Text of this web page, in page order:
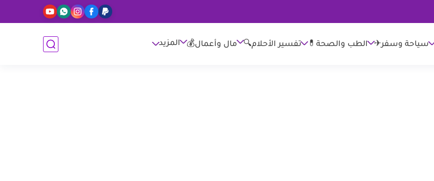
سياحة وسفر✈ الطب والصحة💊 تفسير الأحلام🔍 مال وأعمال💰 المزيد